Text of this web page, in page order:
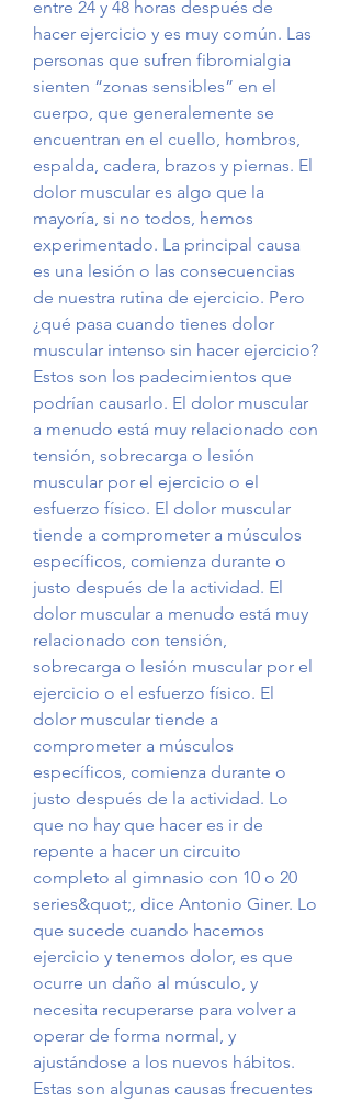
entre 24 y 48 horas después de
hacer ejercicio y es muy común. Las
personas que sufren fibromialgia
sienten “zonas sensibles” en el
cuerpo, que generalemente se
encuentran en el cuello, hombros,
espalda, cadera, brazos y piernas. El
dolor muscular es algo que la
mayoría, si no todos, hemos
experimentado. La principal causa
es una lesión o las consecuencias
de nuestra rutina de ejercicio. Pero
¿qué pasa cuando tienes dolor
muscular intenso sin hacer ejercicio?
Estos son los padecimientos que
podrían causarlo. El dolor muscular
a menudo está muy relacionado con
tensión, sobrecarga o lesión
muscular por el ejercicio o el
esfuerzo físico. El dolor muscular
tiende a comprometer a músculos
específicos, comienza durante o
justo después de la actividad. El
dolor muscular a menudo está muy
relacionado con tensión,
sobrecarga o lesión muscular por el
ejercicio o el esfuerzo físico. El
dolor muscular tiende a
comprometer a músculos
específicos, comienza durante o
justo después de la actividad. Lo
que no hay que hacer es ir de
repente a hacer un circuito
completo al gimnasio con 10 o 20
series&quot;, dice Antonio Giner. Lo
que sucede cuando hacemos
ejercicio y tenemos dolor, es que
ocurre un daño al músculo, y
necesita recuperarse para volver a
operar de forma normal, y
ajustándose a los nuevos hábitos.
Estas son algunas causas frecuentes